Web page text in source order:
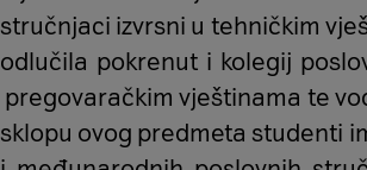
stručnjaci izvrsni u tehničkim
odlučila pokrenut i kolegij
pregovaračkim vještinama te
sklopu ovog predmeta studenti